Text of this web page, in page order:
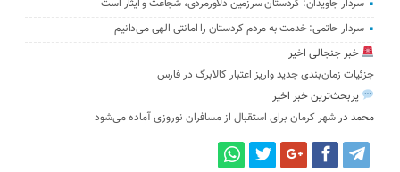
سردار جاویدان: کردستان سرزمین دلاورمردی، شجاعت و ایثار است
سردار حاتمی: خدمت به مردم کردستان را امانتی الهی می‌دانیم
خبر جنجالی اخیر
جزئیات زمان‌بندی جدید واریز اعتبار کالابرگ در فارس
پربحث‌ترین خبر اخیر
محمد درشهر کرمان برای استقبال از مسافران نوروزی آماده می‌شود